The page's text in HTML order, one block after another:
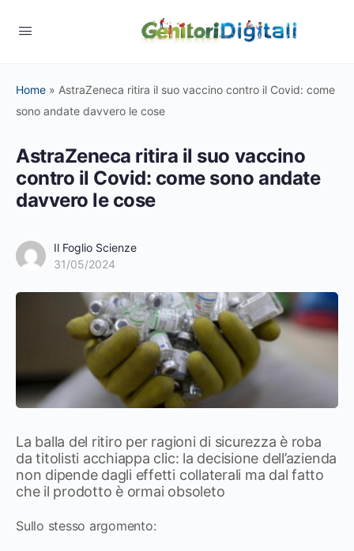
Home » AstraZeneca ritira il suo vaccino contro il Covid: come
sono andate davvero le cose
AstraZeneca ritira il suo vaccino
contro il Covid: come sono andate
davvero le cose
Il Foglio Scienze
31/05/2024
La balla del ritiro per ragioni di sicurezza è roba
da titolisti acchiappa clic: la decisione dell’azienda
non dipende dagli effetti collaterali ma dal fatto
che il prodotto è ormai obsoleto
Sullo stesso argomento: